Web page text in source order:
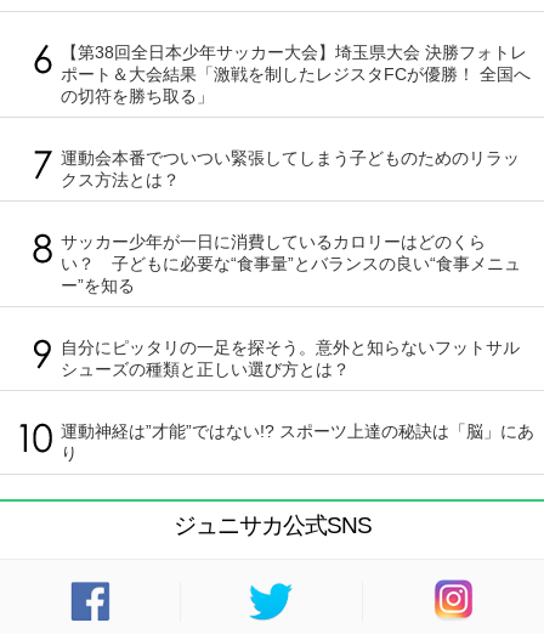
【第38回全日本少年サッカー大会】埼玉県大会 決勝フォトレ
ポート＆大会結果「激戦を制したレジスタFCが優勝！ 全国へ
の切符を勝ち取る」
運動会本番でついつい緊張してしまう子どものためのリラッ
クス方法とは？
サッカー少年が一日に消費しているカロリーはどのくら
い？ 子どもに必要な“食事量”とバランスの良い“食事メニュ
ー”を知る
自分にピッタリの一足を探そう。意外と知らないフットサル
シューズの種類と正しい選び方とは？
運動神経は”才能”ではない!? スポーツ上達の秘訣は「脳」にあ
り
ジュニサカ公式SNS